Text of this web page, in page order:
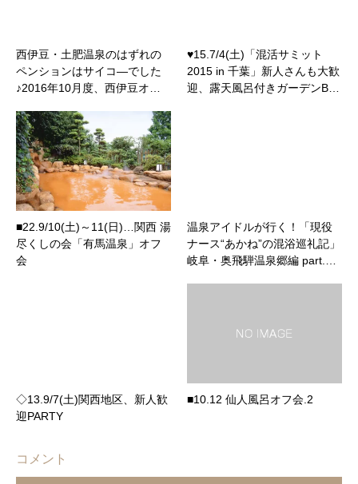
西伊豆・土肥温泉のはずれの
ペンションはサイコ―でした
♪2016年10月度、西伊豆オ…
♥15.7/4(土)「混活サミット
2015 in 千葉」新人さんも大歓
迎、露天風呂付きガーデンB…
■22.9/10(土)～11(日)…関西 湯
尽くしの会「有馬温泉」オフ
会
温泉アイドルが行く！「現役
ナース“あかね”の混浴巡礼記」
岐阜・奥飛騨温泉郷編 part.…
◇13.9/7(土)関西地区、新人歓
迎PARTY
■10.12 仙人風呂オフ会.2
コメント